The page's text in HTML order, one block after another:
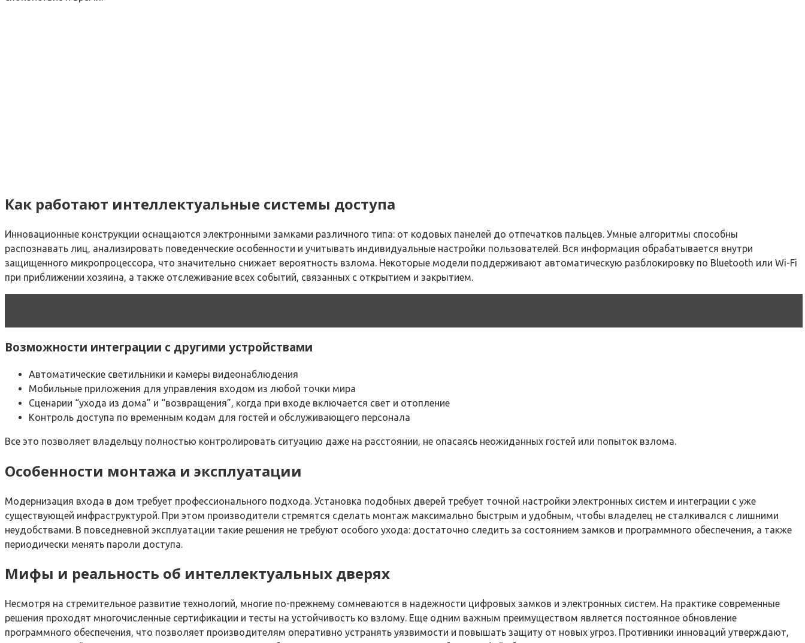
Как работают интеллектуальные системы доступа
Инновационные конструкции оснащаются электронными замками различного типа: от кодовых панелей до отпечатков пальцев. Умные алгоритмы способны
распознавать лиц, анализировать поведенческие особенности и учитывать индивидуальные настройки пользователей. Вся информация обрабатывается внутри
защищенного микропроцессора, что значительно снижает вероятность взлома. Некоторые модели поддерживают автоматическую разблокировку по Bluetooth или Wi-Fi
при приближении хозяина, а также отслеживание всех событий, связанных с открытием и закрытием.
Возможности интеграции с другими устройствами
Автоматические светильники и камеры видеонаблюдения
Мобильные приложения для управления входом из любой точки мира
Сценарии “ухода из дома” и “возвращения”, когда при входе включается свет и отопление
Контроль доступа по временным кодам для гостей и обслуживающего персонала
Все это позволяет владельцу полностью контролировать ситуацию даже на расстоянии, не опасаясь неожиданных гостей или попыток взлома.
Особенности монтажа и эксплуатации
Модернизация входа в дом требует профессионального подхода. Установка подобных дверей требует точной настройки электронных систем и интеграции с уже
существующей инфраструктурой. При этом производители стремятся сделать монтаж максимально быстрым и удобным, чтобы владелец не сталкивался с лишними
неудобствами. В повседневной эксплуатации такие решения не требуют особого ухода: достаточно следить за состоянием замков и программного обеспечения, а также
периодически менять пароли доступа.
Мифы и реальность об интеллектуальных дверях
Несмотря на стремительное развитие технологий, многие по-прежнему сомневаются в надежности цифровых замков и электронных систем. На практике современные
решения проходят многочисленные сертификации и тесты на устойчивость ко взлому. Еще одним важным преимуществом является постоянное обновление
программного обеспечения, что позволяет производителям оперативно устранять уязвимости и повышать защиту от новых угроз. Противники инноваций утверждают,